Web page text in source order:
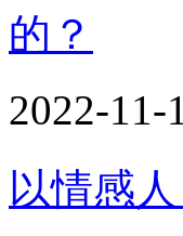
的？
2022-
以情感